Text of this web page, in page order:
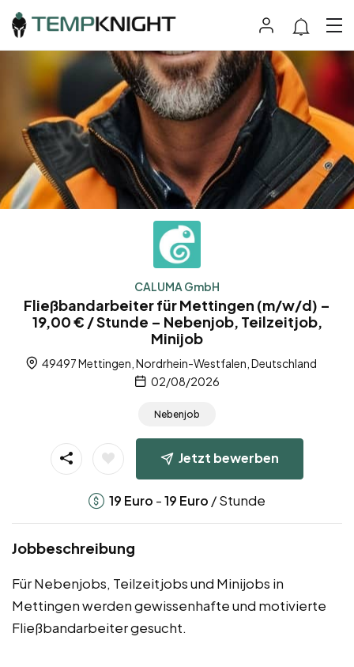
CALUMA GmbH
Fließbandarbeiter für Mettingen (m/w/d) –
19,00 € / Stunde – Nebenjob, Teilzeitjob,
Minijob
49497 Mettingen, Nordrhein-Westfalen, Deutschland
02/08/2026
Nebenjob
Jetzt bewerben
19 Euro -19 Euro / Stunde
Jobbeschreibung
Für Nebenjobs, Teilzeitjobs und Minijobs in
Mettingen werden gewissenhafte und motivierte
Fließbandarbeiter gesucht.